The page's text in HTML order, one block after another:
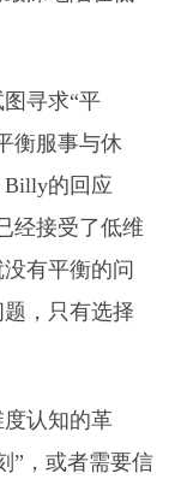
寻求“平
衡服事与休
Billy的回应
经接受了低维
有平衡的问
，只有选择
认知的革
”，或者需要信